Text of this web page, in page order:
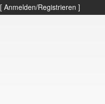
[ Anmelden/Registrieren ]